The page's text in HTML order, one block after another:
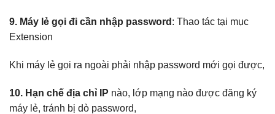
9. Máy lẻ gọi đi cần nhập password : Thao tác tại mục
Extension
Khi máy lẻ gọi ra ngoài phải nhập password mới gọi được,
10. Hạn chế địa chỉ IP nào, lớp mạng nào được đăng ký
máy lẻ, tránh bị dò password,